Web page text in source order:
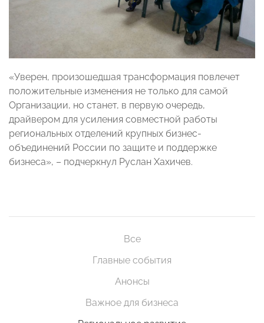
«Уверен, произошедшая трансформация повлечет
положительные изменения не только для самой
Организации, но станет, в первую очередь,
драйвером для усиления совместной работы
региональных отделений крупных бизнес-
объединений России по защите и поддержке
бизнеса», – подчеркнул Руслан Хахичев.
Все
Главные события
Анонсы
Важное для бизнеса